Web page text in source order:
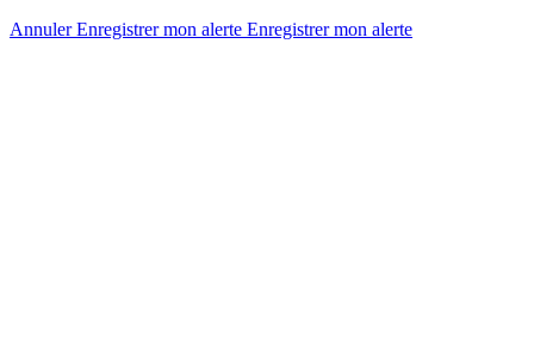
AnnulerEnregistrer mon alerte Enregistrermon alerte